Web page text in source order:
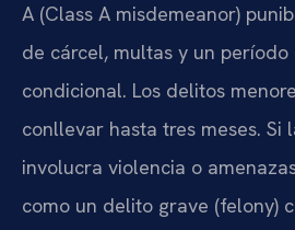
A (Class A misdemeanor)
de cárcel, multas y un
condicional. Los delitos
conllevar hasta tres meses. Si
involucra violencia o
como un delito grave (felony)